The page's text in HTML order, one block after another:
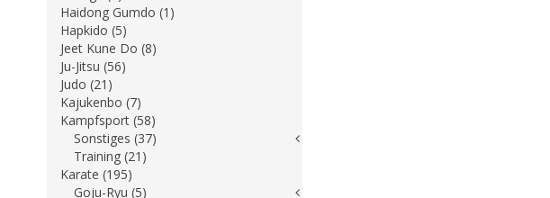
Haidong Gumdo (1)
Hapkido (5)
Jeet Kune Do (8)
Ju-Jitsu (56)
Judo (21)
Kajukenbo (7)
Kampfsport (58)
Sonstiges (37)
Training (21)
Karate (195)
Goju-Ryu (5)